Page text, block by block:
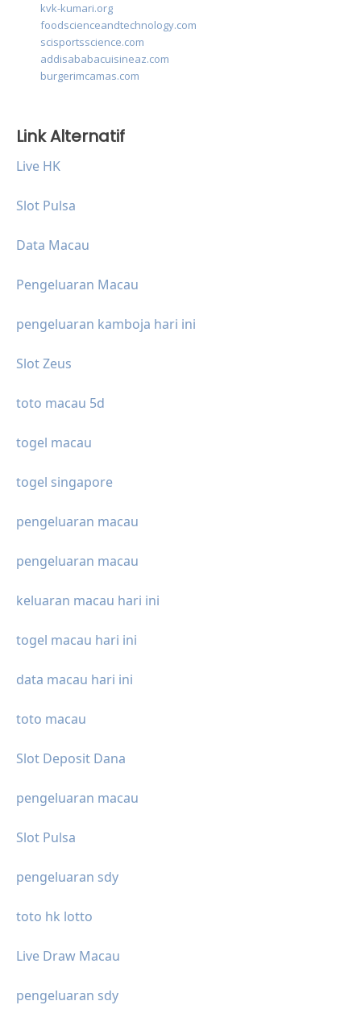
kvk-kumari.org
foodscienceandtechnology.com
scisportsscience.com
addisababacuisineaz.com
burgerimcamas.com
Link Alternatif
Live HK
Slot Pulsa
Data Macau
Pengeluaran Macau
pengeluaran kamboja hari ini
Slot Zeus
toto macau 5d
togel macau
togel singapore
pengeluaran macau
pengeluaran macau
keluaran macau hari ini
togel macau hari ini
data macau hari ini
toto macau
Slot Deposit Dana
pengeluaran macau
Slot Pulsa
pengeluaran sdy
toto hk lotto
Live Draw Macau
pengeluaran sdy